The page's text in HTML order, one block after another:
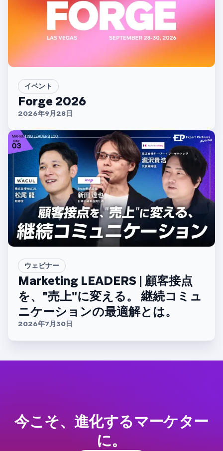
イベント
Forge 2026
2026年9月28日
ウェビナー
Marketing LEADERS | 顧客接点
を、"売上"に変える。 継続コミュ
ニケーションの最適解とは。
2026年7月30日
今こそ、進化するマーケター
に。